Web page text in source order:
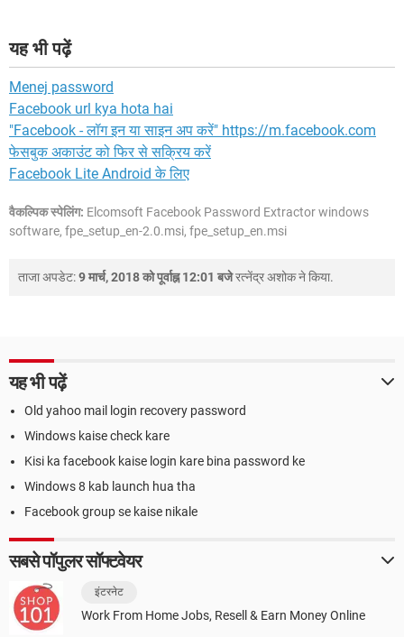
यह भी पढ़ें
Menej password
Facebook url kya hota hai
"Facebook - लॉग इन या साइन अप करें" https://m.facebook.com
फेसबुक अकाउंट को फिर से सक्रिय करें
Facebook Lite Android के लिए
वैकल्पिक स्पेलिंग: Elcomsoft Facebook Password Extractor windows
software, fpe_setup_en-2.0.msi, fpe_setup_en.msi
ताजा अपडेट:9 मार्च, 2018 को पूर्वाह्न 12:01 बजेरत्नेंद्र अशोकने किया.
यह भी पढ़ें
Old yahoo mail login recovery password
Windows kaise check kare
Kisi ka facebook kaise login kare bina password ke
Windows 8 kab launch hua tha
Facebook group se kaise nikale
सबसे पॉपुलर सॉफ्टवेयर
इंटरनेट
Work From Home Jobs, Resell & Earn Money Online